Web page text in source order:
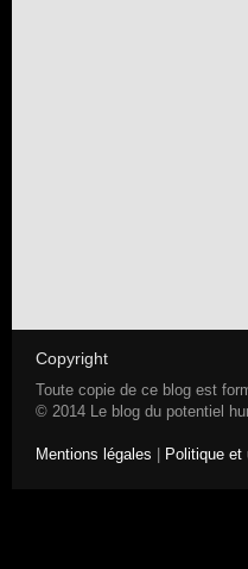
Copyright
Toute copie de ce blog est
© 2014 Le blog du potentiel
Mentions légales Politique et